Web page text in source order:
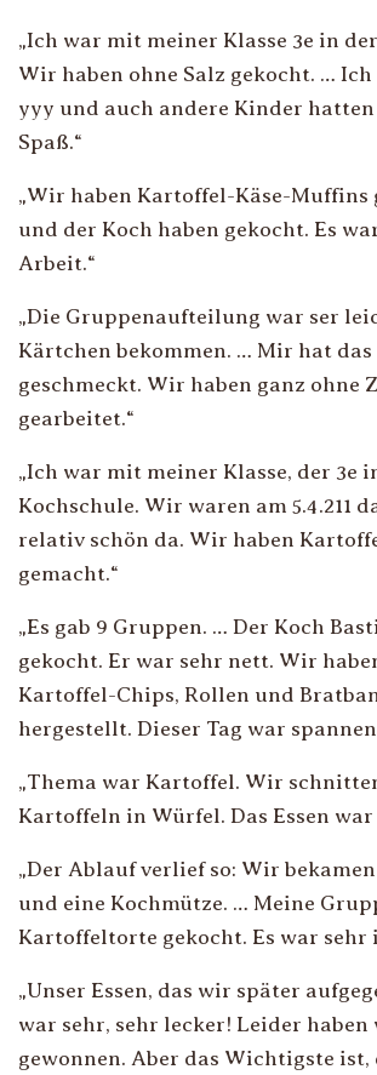
„Ich war mit meiner Klasse 3e in
Wir haben ohne Salz gekocht. …
yyy und auch andere Kinder hatten
Spaß.“
„Wir haben Kartoffel-Käse-Muffins
und der Koch haben gekocht. Es
Arbeit.“
„Die Gruppenaufteilung war ser
Kärtchen bekommen. … Mir hat das
geschmeckt. Wir haben ganz ohne
gearbeitet.“
„Ich war mit meiner Klasse, der 3e
Kochschule. Wir waren am 5.4.211
relativ schön da. Wir haben
gemacht.“
„Es gab 9 Gruppen. … Der Koch
gekocht. Er war sehr nett. Wir
Kartoffel-Chips, Rollen und
hergestellt. Dieser Tag war
„Thema war Kartoffel. Wir
Kartoffeln in Würfel. Das Essen
„Der Ablauf verlief so: Wir
und eine Kochmütze. … Meine
Kartoffeltorte gekocht. Es war sehr
„Unser Essen, das wir später
war sehr, sehr lecker! Leider
gewonnen. Aber das Wichtigste ist,